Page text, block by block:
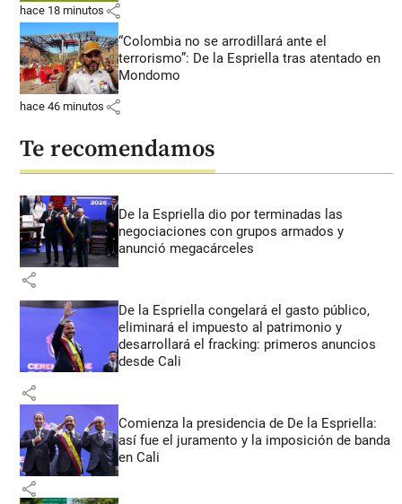
hace 18 minutos share
“Colombia no se arrodillará ante el
terrorismo”: De la Espriella tras atentado en
Mondomo
hace 46 minutos share
Te recomendamos
De la Espriella dio por terminadas las
negociaciones con grupos armados y
anunció megacárceles
share
De la Espriella congelará el gasto público,
eliminará el impuesto al patrimonio y
desarrollará el fracking: primeros anuncios
desde Cali
share
Comienza la presidencia de De la Espriella:
así fue el juramento y la imposición de banda
en Cali
share